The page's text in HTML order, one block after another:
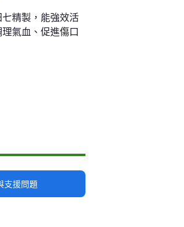
精製，能強效活
氣血、促進傷口
支援問題